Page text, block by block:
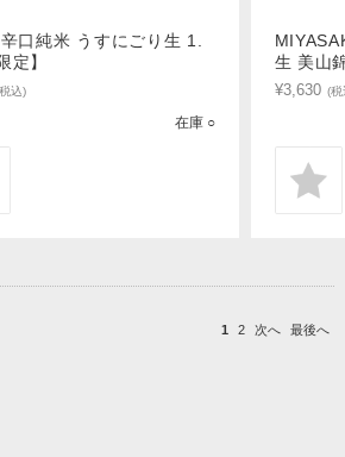
口純米 うすにごり生 1.
定】
込)
在庫 ○
生 美山
¥3,630 (税
1 2 次へ 最後へ